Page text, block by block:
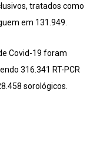
tratados como
em 131.949.
Covid-19 foram
316.341 RT-PCR
sorológicos.